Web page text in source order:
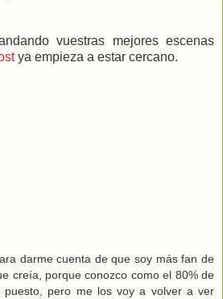
vuestras mejores escenas
ya empieza a estar cercano.
darme cuenta de que soy más fan de
creía, porque conozco como el 80% de
puesto, pero me los voy a volver a ver